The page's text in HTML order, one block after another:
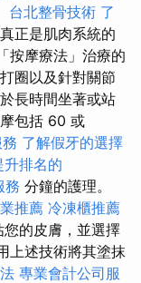
台北整骨技術 了
正是肌肉系統的
按摩療法」治療的
圈以及針對關節
長時間坐著或站
包括 60 或
了解假牙的選擇
升排名的
務 分鐘的護理。
推薦 冷凍櫃推薦
的皮膚，並選擇
上述技術將其塗抹
專業會計公司服